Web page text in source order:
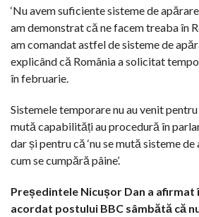
‘Nu avem suficiente sisteme de
am demonstrat că ne facem treaba în
am comandat astfel de sisteme de
explicând că România a solicitat
în februarie.
Sistemele temporare nu au venit
mută capabilități au procedură în
dar și pentru că ‘nu se mută sisteme
cum se cumpără pâine’.
Președintele Nicușor Dan a
acordat postului BBC sâmbătă că